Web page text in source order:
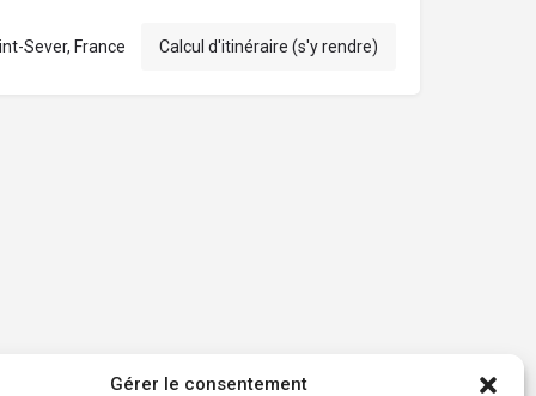
Gérer le consentement
Sever, France Calcul d'itinéraire (s'y rendre)